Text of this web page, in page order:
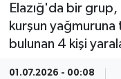
Elazığ'da bir
kurşun
bulunan 4 kişi
01.07.2026 - 00:08
Yaşam